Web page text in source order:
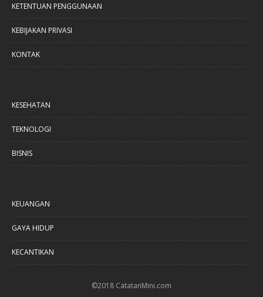
KETENTUAN PENGGUNAAN
KEBIJAKAN PRIVASI
KONTAK
KESEHATAN
TEKNOLOGI
BISNIS
KEUANGAN
GAYA HIDUP
KECANTIKAN
©2018 CatatanMini.com